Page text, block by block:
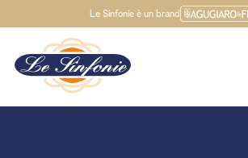
Le Sinfonie è un brand